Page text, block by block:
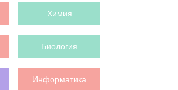
Химия
Биология
Информатика